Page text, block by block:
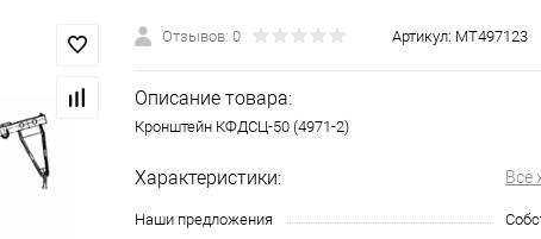
Отзывов: 0 Артикул: МТ497123
Описание товара:
Кронштейн КФДСЦ-50 (4971-2)
Характеристики: Все
Наши предложения